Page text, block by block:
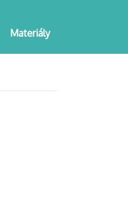
Materiály